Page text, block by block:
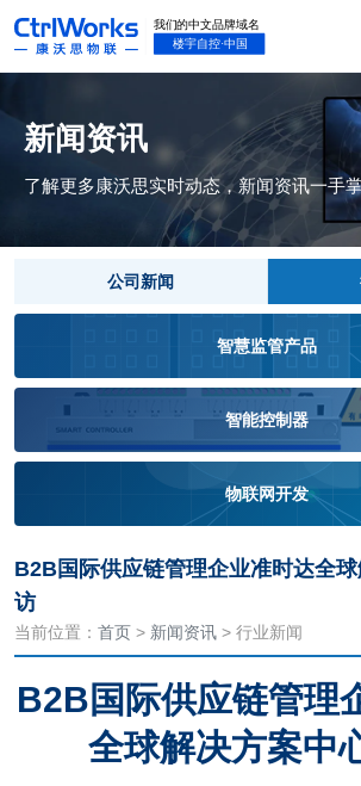
新闻资讯
了解更多康沃思实时动态，新闻资讯一手
公司新闻
智慧监管产品
智能控制器
物联网开发
B2B国际供应链管理企业准时达全
访
当前位置： 首页 > 新闻资讯 > 行业新闻
B2B国际供应链管理
全球解决方案中